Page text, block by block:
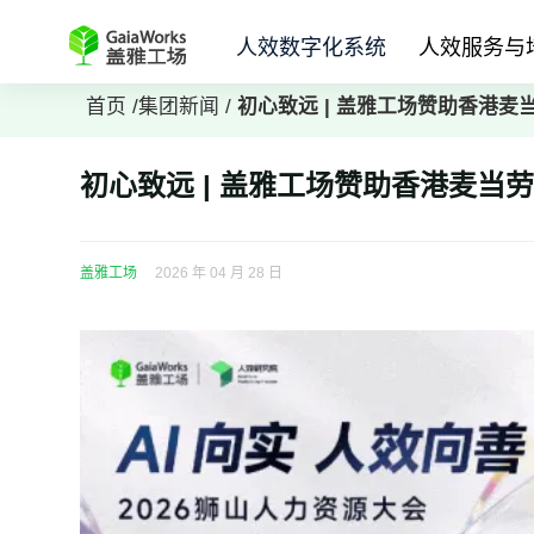
人效数字化系统 人效服务与
首页 /集团新闻 / 初心致远 | 盖雅工场赞助香港麦
初心致远 | 盖雅工场赞助香港麦当
盖雅工场 2026 年 04 月 28 日